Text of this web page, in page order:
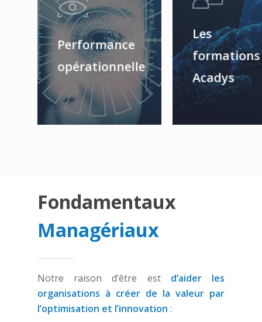
Performance
opérationnelle
Les
formations
Acadys
Fondamentaux
Managériaux
Notre raison d’être est d’aider les
organisations à créer de la valeur par
l’optimisation et l’innovation :